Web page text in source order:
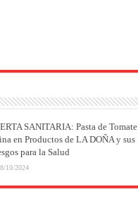
SANITARIA: Pasta de Tomate
en Productos de LA DOÑA y sus
para la Salud
10/2024